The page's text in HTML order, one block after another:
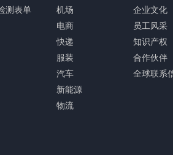
测表单
机场
电商
快递
服装
汽车
新能源
物流
企业文化
员工风采
知识产权
合作伙伴
全球联系